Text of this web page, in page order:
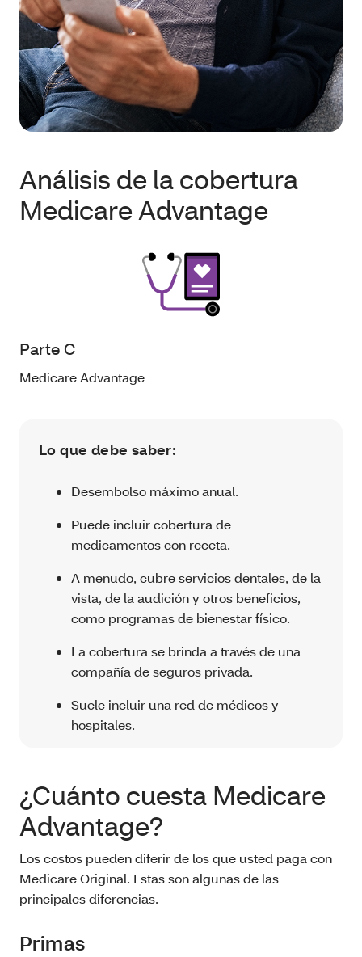
Análisis de la cobertura
Medicare Advantage
Parte C
Medicare Advantage
Lo que debe saber:
Desembolso máximo anual.
Puede incluir cobertura de
medicamentos con receta.
A menudo, cubre servicios dentales, de la
vista, de la audición y otros beneficios,
como programas de bienestar físico.
La cobertura se brinda a través de una
compañía de seguros privada.
Suele incluir una red de médicos y
hospitales.
¿Cuánto cuesta Medicare
Advantage?
Los costos pueden diferir de los que usted paga con
Medicare Original. Estas son algunas de las
principales diferencias.
Primas